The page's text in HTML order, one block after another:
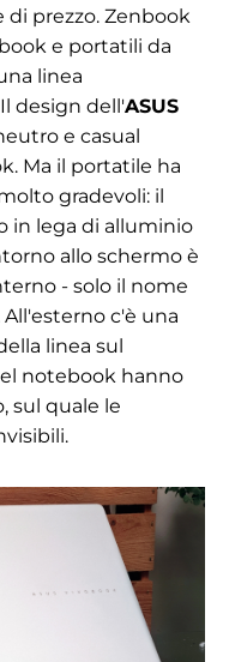
prezzo. Zenbook
e portatili da
linea
design dell'ASUS
e casual
Ma il portatile ha
gradevoli: il
in lega di alluminio
allo schermo è
- solo il nome
c'è una
linea sul
notebook hanno
sul quale le